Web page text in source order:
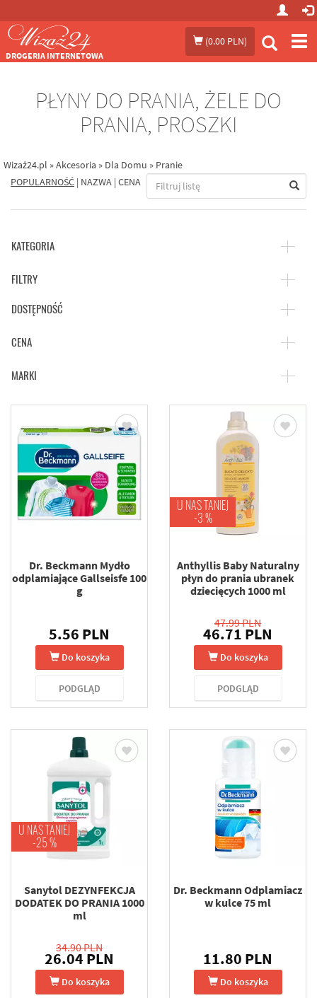
(0.00 PLN)
DROGERIA INTERNETOWA
PŁYNY DO PRANIA, ŻELE DO
PRANIA, PROSZKI
Wizaż24.pl »Akcesoria » Dla Domu » Pranie
POPULARNOŚĆ | NAZWA | CENA
KATEGORIA
FILTRY
DOSTĘPNOŚĆ
CENA
MARKI
Dr. Beckmann Mydło
odplamiające Gallseisfe 100
g
5.56 PLN
Do koszyka
PODGLĄD
U NAS TANIEJ
-3 %
Anthyllis Baby Naturalny
płyn do prania ubranek
dziecięcych 1000 ml
47.99 PLN
46.71 PLN
Do koszyka
PODGLĄD
U NAS TANIEJ
-25 %
Sanytol DEZYNFEKCJA
DODATEK DO PRANIA 1000
ml
34.90 PLN
26.04 PLN
Do koszyka
Dr. Beckmann Odplamiacz
w kulce 75 ml
11.80 PLN
Do koszyka